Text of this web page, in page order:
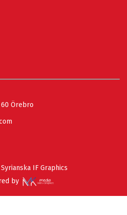
60 Örebro
IF Graphics
by